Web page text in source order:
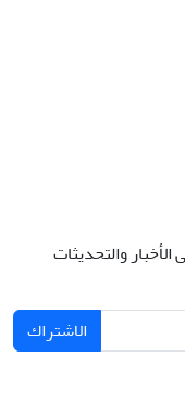
والتحديثات
الاشتراك